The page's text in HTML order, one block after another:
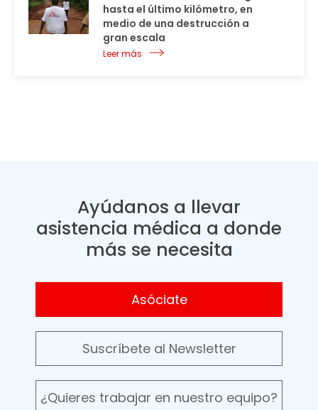
hasta el último kilómetro, en
medio de una destrucción a
gran escala
Leer más
Ayúdanos a llevar
asistencia médica a donde
más se necesita
Asóciate
Suscríbete al Newsletter
¿Quieres trabajar en nuestro equipo?